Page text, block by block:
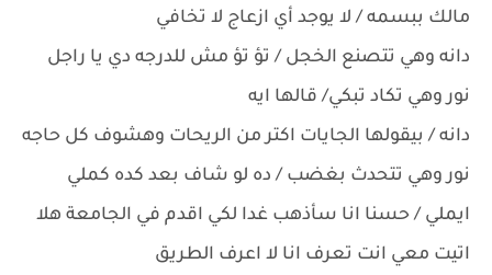
مالك ببسمه / لا يوجد أي ازعاج لا تخافي
دانه وهي تتصنع الخجل / تؤ تؤ مش للدرجه دي يا راجل
نور وهي تكاد تبكي/ قالها ايه
دانه / بيقولها الجايات اكتر من الريحات وهشوف كل حاجه
نور وهي تتحدث بغضب / ده لو شاف بعد كده كملي
ايملي / حسنا انا سأذهب غدا لكي اقدم في الجامعة هلا
اتيت معي انت تعرف انا لا اعرف الطريق